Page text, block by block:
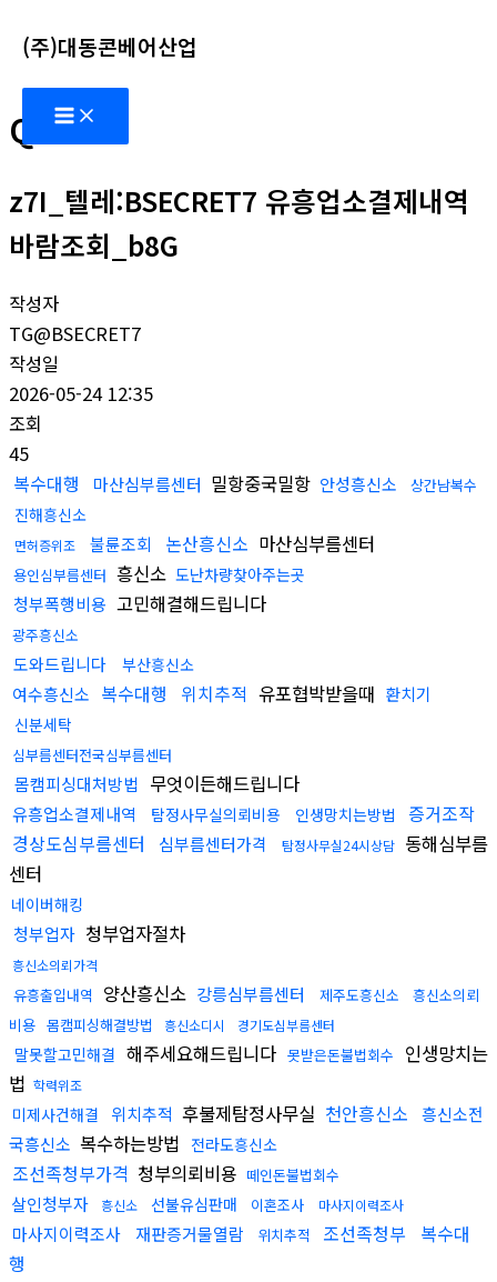
텐
츠
로
건
뛰
기
(주)대동콘베어산업
Main
Menu
Q&A
z7I_텔레:BSECRET7 유흥업소결제내역
바람조회_b8G
작성자
TG@BSECRET7
작성일
2026-05-24 12:35
조회
45
복수대행
마산심부름센터 밀항중국밀항 안성흥신소 상간남복수
진해흥신소
면허증위조 불륜조회 논산흥신소 마산심부름센터
용인심부름센터 흥신소 도난차량찾아주는곳
청부폭행비용 고민해결해드립니다
광주흥신소
도와드립니다 부산흥신소
여수흥신소 복수대행 위치추적 유포협박받을때 환치기
신분세탁
심부름센터전국심부름센터
몸캠피싱대처방법 무엇이든해드립니다
유흥업소결제내역 탐정사무실의뢰비용 인생망치는방법
증거조작
경상도심부름센터
심부름센터가격 탐정사무실24시상담 동해심부름
센터
네이버해킹
청부업자 청부업자절차
흥신소의뢰가격
유흥출입내역 양산흥신소 강릉심부름센터 제주도흥신소
흥신소의뢰
비용 몸캠피싱해결방법 흥신소디시 경기도심부름센터
말못할고민해결 해주세요해드립니다 못받은돈불법회수
인생망치는
법 학력위조
미제사건해결 위치추적 후불제탐정사무실 천안흥신소
흥신소전
국흥신소 복수하는방법 전라도흥신소
조선족청부가격 청부의뢰비용 떼인돈불법회수
살인청부자 흥신소 선불유심판매 이혼조사 마사지이력조사
마사지이력조사 재판증거물열람 위치추적 조선족청부
복수대
행